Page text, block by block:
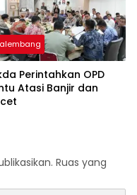
Perintahkan OPD
Atasi Banjir dan
Ruas yang